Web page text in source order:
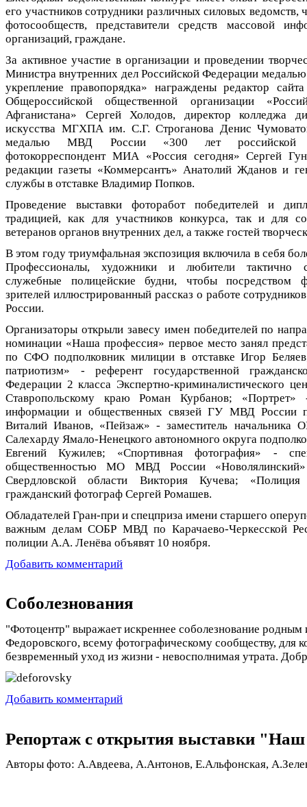
его участников сотрудники различных силовых
фотосообществ, представители средств массовой
организаций, граждане.
За активное участие в организации и проведении
Министра внутренних дел Российской Федерации
укрепление правопорядка» награждены редактор
Общероссийской общественной организации
Афганистана» Сергей Холодов, директор колледжа
искусства МГХПА им. С.Г. Строганова Денис
медалью МВД России «300 лет российской
фотокорреспондент МИА «Россия сегодня» Сергей
редакции газеты «Коммерсантъ» Анатолий Жданов и
службы в отставке Владимир Попков.
Проведение выставки фоторабот победителей и
традицией, как для участников конкурса, так и для
ветеранов органов внутренних дел, а также гостей
В этом году триумфальная экспозиция включила в себя
Профессионалы, художники и любители тактично
служебные полицейские будни, чтобы посредством
зрителей иллюстрированный рассказ о работе
России.
Организаторы открыли завесу имен победителей по
номинации «Наша профессия» первое место занял
по СФО подполковник милиции в отставке Игор
патриотизм» - референт государственной
Федерации 2 класса Экспертно-криминалистического
Ставропольскому краю Роман Курбанов; «Портрет»
информации и общественных связей ГУ МВД России
Виталий Иванов, «Пейзаж» - заместитель
Салехарду Ямало-Ненецкого автономного округа
Евгений Кужилев; «Спортивная фотография» -
общественностью МО МВД России
Свердловской области Виктория Кучева;
гражданский фотограф Сергей Ромашев.
Обладателей Гран-при и спецприза имени старшего
важным делам СОБР МВД по Карачаево-Черкесской
полиции А.А. Ленёва объявят 10 ноября.
Добавить комментарий
Соболезнования
"Фотоцентр" выражает искреннее соболезнование родным
Федоровского, всему фотографическому сообществу, для
безвременный уход из жизни - невосполнимая утрата.
Добавить комментарий
Репортаж с открытия выставки "Наш
Авторы фото: А.Авдеева, А.Антонов, Е.Альфонская,